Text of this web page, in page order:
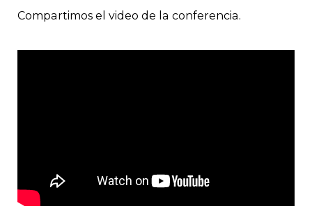
Compartimos el video de la conferencia.